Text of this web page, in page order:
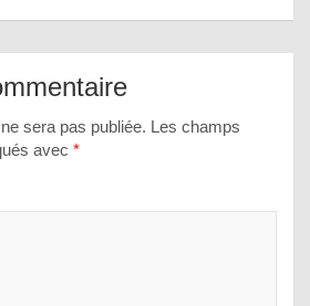
sera pas publiée. Les champs
avec *